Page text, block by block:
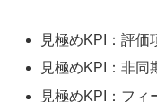
見極めKPI：評価
見極めKPI：非同
見極めKPI：フィ